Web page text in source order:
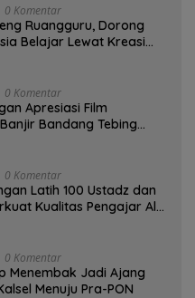
0 Komentar
Ruangguru, Dorong
Belajar Lewat Kreasi
0 Komentar
Apresiasi Film
Bandang Tebing
0 Komentar
Latih 100 Ustadz dan
Kualitas Pengajar Al-
0 Komentar
Menembak Jadi Ajang
Menuju Pra-PON